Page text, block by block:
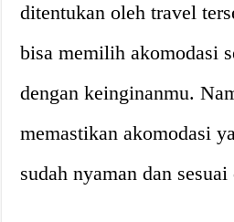
ditentukan oleh travel
bisa memilih akomodasi
dengan keinginanmu.
memastikan akomodasi
sudah nyaman dan